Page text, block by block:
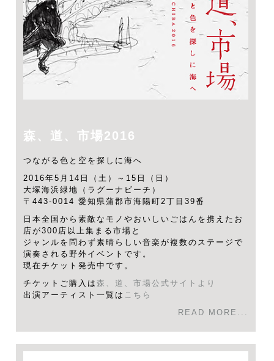
森、道、市場2016
つながる色と空を探しに海へ
2016年5月14日（土）～15日（日）
大塚海浜緑地（ラグーナビーチ）
〒443-0014 愛知県蒲郡市海陽町2丁目39番
日本全国から素敵なモノやおいしいごはんを携えたお
店が300店以上集まる市場と
ジャンルを問わず素晴らしい音楽が複数のステージで
演奏される野外イベントです。
現在チケット発売中です。
チケットご購入は森、道、市場公式サイトより
出演アーティスト一覧は こちら
READ MORE...